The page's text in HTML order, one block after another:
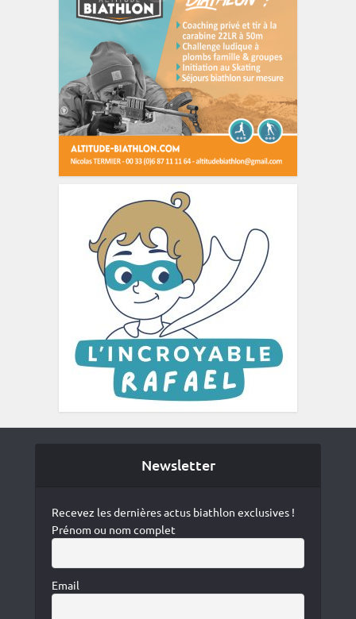
Newsletter
Recevez les dernières actus biathlon exclusives !
Prénom ou nom complet
Email